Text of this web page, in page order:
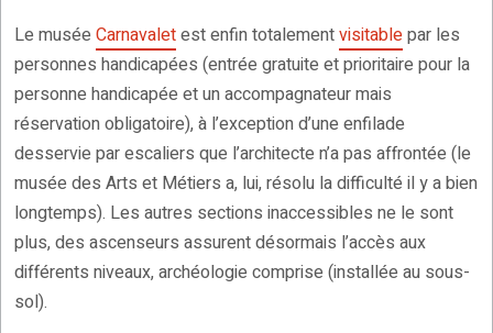
Le musée Carnavaletest enfin totalementvisitablepar les
personnes handicapées (entrée gratuite et prioritaire pour la
personne handicapée et un accompagnateur mais
réservation obligatoire), à l’exception d’une enfilade
desservie par escaliers que l’architecte n’a pas affrontée (le
musée des Arts et Métiers a, lui, résolu la difficulté il y a bien
longtemps). Les autres sections inaccessibles ne le sont
plus, des ascenseurs assurent désormais l’accès aux
différents niveaux, archéologie comprise (installée au sous-
sol).